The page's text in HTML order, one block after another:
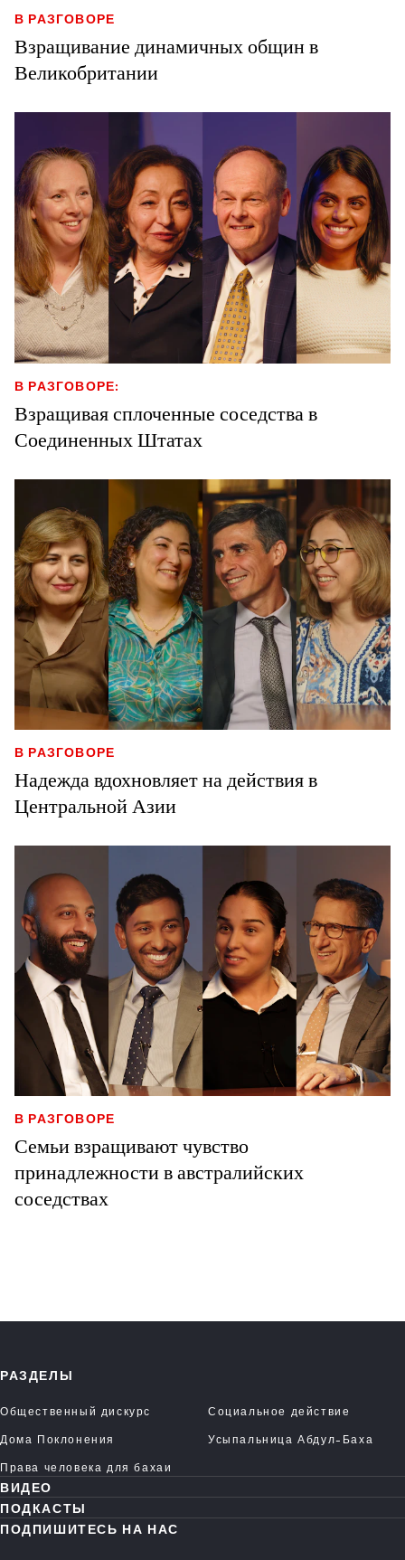
В РАЗГОВОРЕ
Взращивание динамичных общин в
Великобритании
В РАЗГОВОРЕ:
Взращивая сплоченные соседства в
Соединенных Штатах
В РАЗГОВОРЕ
Надежда вдохновляет на действия в
Центральной Азии
В РАЗГОВОРЕ
Семьи взращивают чувство
принадлежности в австралийских
соседствах
РАЗДЕЛЫ
Общественный дискурс
Социальное действие
Дома Поклонения
Усыпальница Абдул-Баха
Права человека для бахаи
ВИДЕО
ПОДКАСТЫ
ПОДПИШИТЕСЬ НА НАС